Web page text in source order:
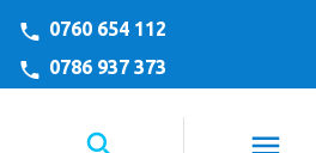
0760 654 112
0786 937 373